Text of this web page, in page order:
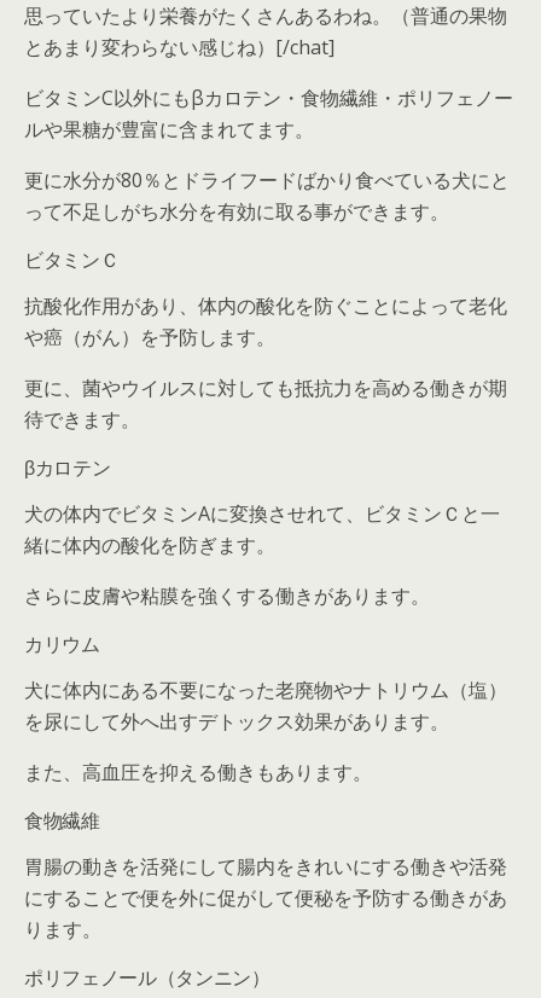
思っていたより栄養がたくさんあるわね。（普通の果物
とあまり変わらない感じね）[/chat]
ビタミンC以外にもβカロテン・食物繊維・ポリフェノー
ルや果糖が豊富に含まれてます。
更に水分が80％とドライフードばかり食べている犬にと
って不足しがち水分を有効に取る事ができます。
ビタミンＣ
抗酸化作用があり、体内の酸化を防ぐことによって老化
や癌（がん）を予防します。
更に、菌やウイルスに対しても抵抗力を高める働きが期
待できます。
βカロテン
犬の体内でビタミンAに変換させれて、ビタミンＣと一
緒に体内の酸化を防ぎます。
さらに皮膚や粘膜を強くする働きがあります。
カリウム
犬に体内にある不要になった老廃物やナトリウム（塩）
を尿にして外へ出すデトックス効果があります。
また、高血圧を抑える働きもあります。
食物繊維
胃腸の動きを活発にして腸内をきれいにする働きや活発
にすることで便を外に促がして便秘を予防する働きがあ
ります。
ポリフェノール（タンニン）